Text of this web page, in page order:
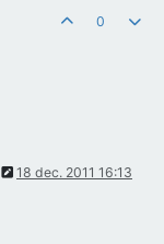
0
18 dec. 2011 16:13